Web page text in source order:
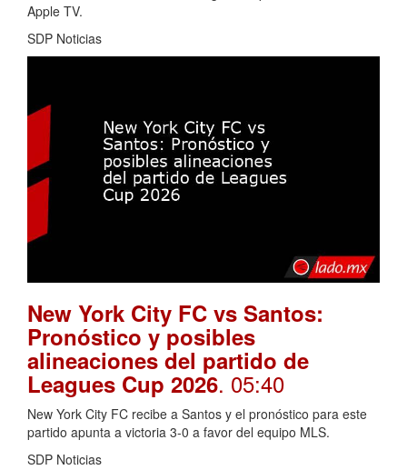
Apple TV.
SDP Noticias
New York City FC vs Santos:
Pronóstico y posibles
alineaciones del partido de
Leagues Cup 2026. 05:40
New York City FC recibe a Santos y el pronóstico para este
partido apunta a victoria 3-0 a favor del equipo MLS.
SDP Noticias